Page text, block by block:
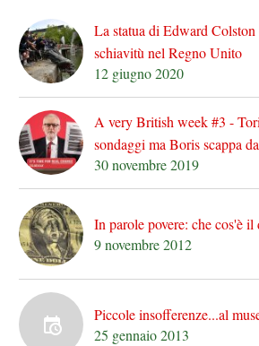
La statua di Edward
schiavitù nel Regno Unito
12 giugno 2020
A very British week #3 -
sondaggi ma Boris scappa
30 novembre 2019
In parole povere: che cos'è il
9 novembre 2012
Piccole insofferenze...al
25 gennaio 2013